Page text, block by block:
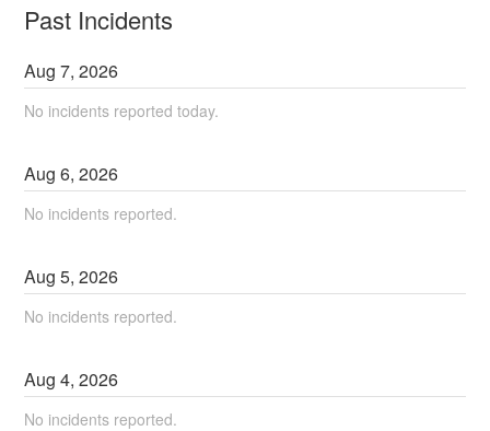
Past Incidents
Aug7,2026
No incidents reported today.
Aug6,2026
No incidents reported.
Aug5,2026
No incidents reported.
Aug4,2026
No incidents reported.